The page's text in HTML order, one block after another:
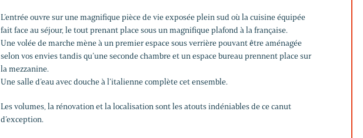
L’entrée ouvre sur une magnifique pièce de vie exposée plein sud où la cuisine équipée
fait face au séjour, le tout prenant place sous un magnifique plafond à la française.
Une volée de marche mène à un premier espace sous verrière pouvant être aménagée
selon vos envies tandis qu’une seconde chambre et un espace bureau prennent place sur
la mezzanine.
Une salle d’eau avec douche à l’italienne complète cet ensemble.
Les volumes, la rénovation et la localisation sont les atouts indéniables de ce canut
d’exception.